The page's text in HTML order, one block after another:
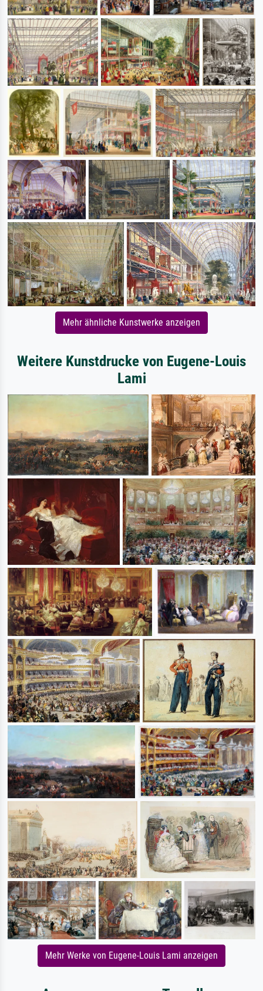
Mehr ähnliche Kunstwerke anzeigen
Weitere Kunstdrucke von Eugene-Louis
Lami
Mehr Werke von Eugene-Louis Lami anzeigen